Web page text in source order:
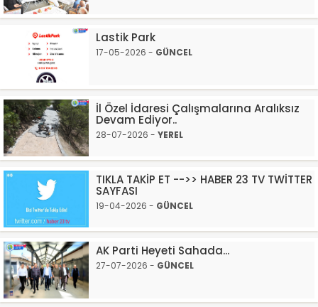
Lastik Park
17-05-2026 - GÜNCEL
İl Özel İdaresi Çalışmalarına Aralıksız
Devam Ediyor..
28-07-2026 - YEREL
TIKLA TAKİP ET -->> HABER 23 TV TWİTTER
SAYFASI
19-04-2026 - GÜNCEL
AK Parti Heyeti Sahada...
27-07-2026 - GÜNCEL